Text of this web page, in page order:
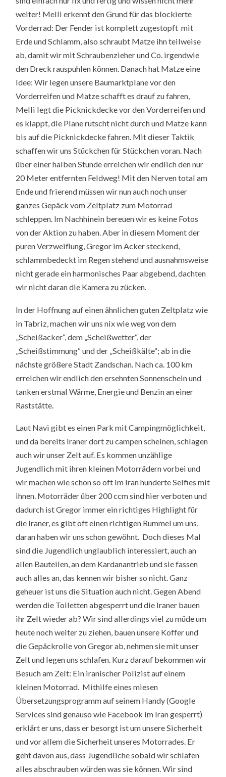
weiter! Melli erkennt den Grund für das blockierte
Vorderrad: Der Fender ist komplett zugestopft mit
Erde und Schlamm, also schraubt Matze ihn teilweise
ab, damit wir mit Schraubenzieher und Co. irgendwie
den Dreck rauspuhlen können. Danach hat Matze eine
Idee: Wir legen unsere Baumarktplane vor den
Vorderreifen und Matze schafft es drauf zu fahren,
Melli legt die Picknickdecke vor den Vorderreifen und
es klappt, die Plane rutscht nicht durch und Matze kann
bis auf die Picknickdecke fahren. Mit dieser Taktik
schaffen wir uns Stückchen für Stückchen voran. Nach
über einer halben Stunde erreichen wir endlich den nur
20 Meter entfernten Feldweg! Mit den Nerven total am
Ende und frierend müssen wir nun auch noch unser
ganzes Gepäck vom Zeltplatz zum Motorrad
schleppen. Im Nachhinein bereuen wir es keine Fotos
von der Aktion zu haben. Aber in diesem Moment der
puren Verzweiflung, Gregor im Acker steckend,
schlammbedeckt im Regen stehend und ausnahmsweise
nicht gerade ein harmonisches Paar abgebend, dachten
wir nicht daran die Kamera zu zücken.
In der Hoffnung auf einen ähnlichen guten Zeltplatz wie
in Tabriz, machen wir uns nix wie weg von dem
„Scheißacker“, dem „Scheißwetter“, der
„Scheißstimmung“ und der „Scheißkälte“; ab in die
nächste größere Stadt Zandschan. Nach ca. 100 km
erreichen wir endlich den ersehnten Sonnenschein und
tanken erstmal Wärme, Energie und Benzin an einer
Raststätte.
Laut Navi gibt es einen Park mit Campingmöglichkeit,
und da bereits Iraner dort zu campen scheinen, schlagen
auch wir unser Zelt auf. Es kommen unzählige
Jugendlich mit ihren kleinen Motorrädern vorbei und
wir machen wie schon so oft im Iran hunderte Selfies mit
ihnen. Motorräder über 200 ccm sind hier verboten und
dadurch ist Gregor immer ein richtiges Highlight für
die Iraner, es gibt oft einen richtigen Rummel um uns,
daran haben wir uns schon gewöhnt. Doch dieses Mal
sind die Jugendlich unglaublich interessiert, auch an
allen Bauteilen, an dem Kardanantrieb und sie fassen
auch alles an, das kennen wir bisher so nicht. Ganz
geheuer ist uns die Situation auch nicht. Gegen Abend
werden die Toiletten abgesperrt und die Iraner bauen
ihr Zelt wieder ab? Wir sind allerdings viel zu müde um
heute noch weiter zu ziehen, bauen unsere Koffer und
die Gepäckrolle von Gregor ab, nehmen sie mit unser
Zelt und legen uns schlafen. Kurz darauf bekommen wir
Besuch am Zelt: Ein iranischer Polizist auf einem
kleinen Motorrad. Mithilfe eines miesen
Übersetzungsprogramm auf seinem Handy (Google
Services sind genauso wie Facebook im Iran gesperrt)
erklärt er uns, dass er besorgt ist um unsere Sicherheit
und vor allem die Sicherheit unseres Motorrades. Er
geht davon aus, dass Jugendliche sobald wir schlafen
alles abschrauben würden was sie können. Wir sind